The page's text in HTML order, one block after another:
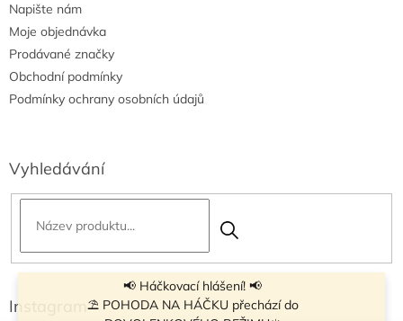
📢 Háčkovací hlášení! 📢
⛱ POHODA NA HÁČKU přechází do
Napište nám
Moje objednávka
Prodávané značky
Obchodní podmínky
Podmínky ochrany osobních údajů
Vyhledávání
Instagram